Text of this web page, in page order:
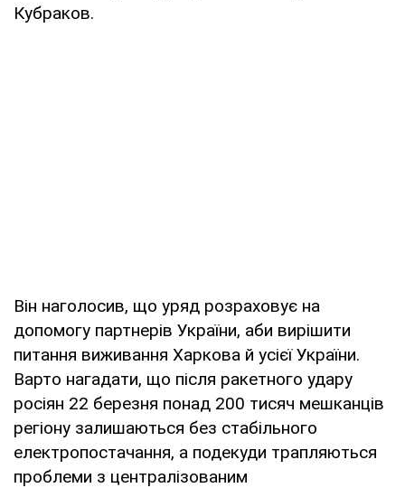
Кубраков.
Він наголосив, що уряд розраховує на
допомогу партнерів України, аби вирішити
питання виживання Харкова й усієї України.
Варто нагадати, що після ракетного удару
росіян 22 березня понад 200 тисяч мешканців
регіону залишаються без стабільного
електропостачання, а подекуди трапляються
проблеми з централізованим